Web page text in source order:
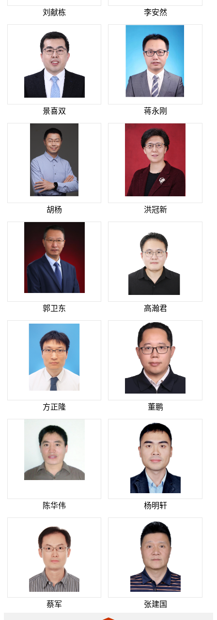
刘献栋 李安然
景喜双 蒋永刚
胡杨 洪冠新
郭卫东 高瀚君
方正隆 董鹏
陈华伟 杨明轩
蔡军 张建国